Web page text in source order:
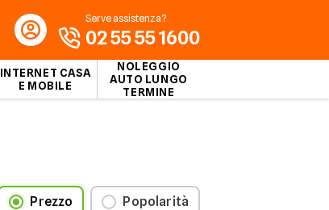
INTERNET CASA
E MOBILE
NOLEGGIO
AUTO LUNGO
TERMINE
Serve assistenza?
02 55 55 1600
Prezzo Popolarità